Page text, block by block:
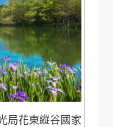
局花東縱谷國家